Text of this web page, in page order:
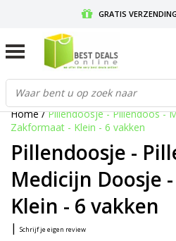
GRATIS
GRATIS RETOURNEREN EN
Home/Pillendoosje - Pillendoos -
Zakformaat - Klein - 6 vakken
Pillendoosje -
Medicijn Doosje
Klein - 6 vakken
| Schrijf je eigen review